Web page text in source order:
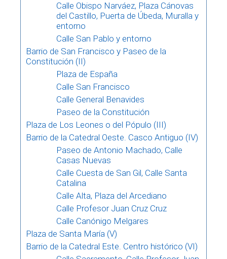
Calle Obispo Narváez, Plaza Cánovas
del Castillo, Puerta de Úbeda, Muralla y
entorno
Calle San Pablo y entorno
Barrio de San Francisco y Paseo de la
Constitución (II)
Plaza de España
Calle San Francisco
Calle General Benavides
Paseo de la Constitución
Plaza de Los Leones o del Pópulo (III)
Barrio de la Catedral Oeste. Casco Antiguo (IV)
Paseo de Antonio Machado, Calle
Casas Nuevas
Calle Cuesta de San Gil, Calle Santa
Catalina
Calle Alta, Plaza del Arcediano
Calle Profesor Juan Cruz Cruz
Calle Canónigo Melgares
Plaza de Santa María (V)
Barrio de la Catedral Este. Centro histórico (VI)